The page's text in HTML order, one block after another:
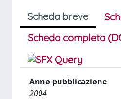
Scheda breve
Scheda completa
Anno pubblicazione
2004